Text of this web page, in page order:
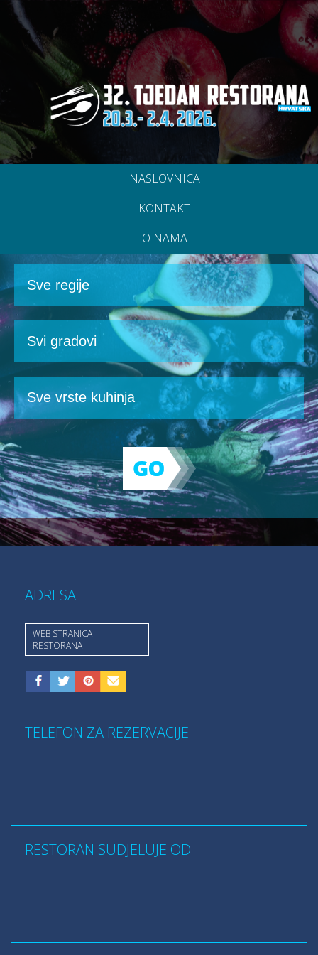
NASLOVNICA
KONTAKT
O NAMA
ADRESA
WEB STRANICA
RESTORANA
TELEFON ZA REZERVACIJE
RESTORAN SUDJELUJE OD